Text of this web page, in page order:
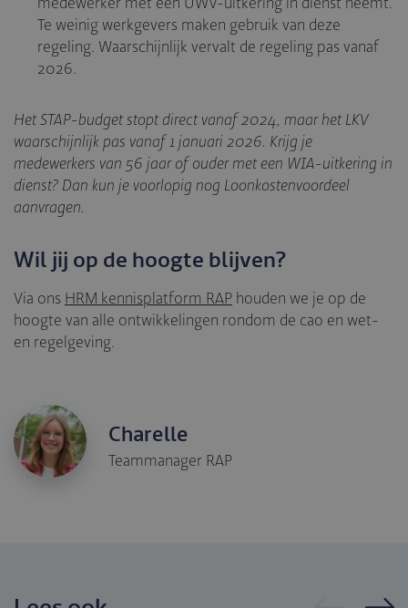
Te weinig werkgevers maken gebruik van deze
regeling. Waarschijnlijk vervalt de regeling pas vanaf
2026.
Het STAP-budget stopt direct vanaf 2024, maar het LKV
waarschijnlijk pas vanaf 1 januari 2026. Krijg je
medewerkers van 56 jaar of ouder met een WIA-uitkering in
dienst? Dan kun je voorlopig nog Loonkostenvoordeel
aanvragen.
Wil jij op de hoogte blijven?
Via ons HRM kennisplatform RAP houden we je op de
hoogte van alle ontwikkelingen rondom de cao en wet-
en regelgeving.
Charelle
Teammanager RAP